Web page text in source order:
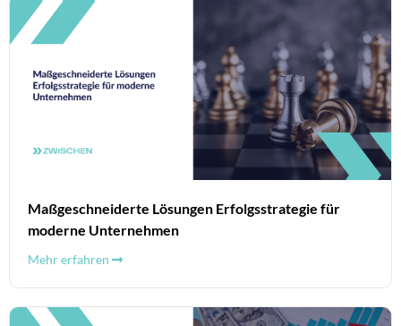
Maßgeschneiderte Lösungen Erfolgsstrategie für
moderne Unternehmen
Mehr erfahren